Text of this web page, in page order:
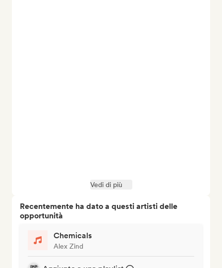
Vedi di più
Recentemente ha dato a questi artisti delle
opportunità
Chemicals
Alex Zind